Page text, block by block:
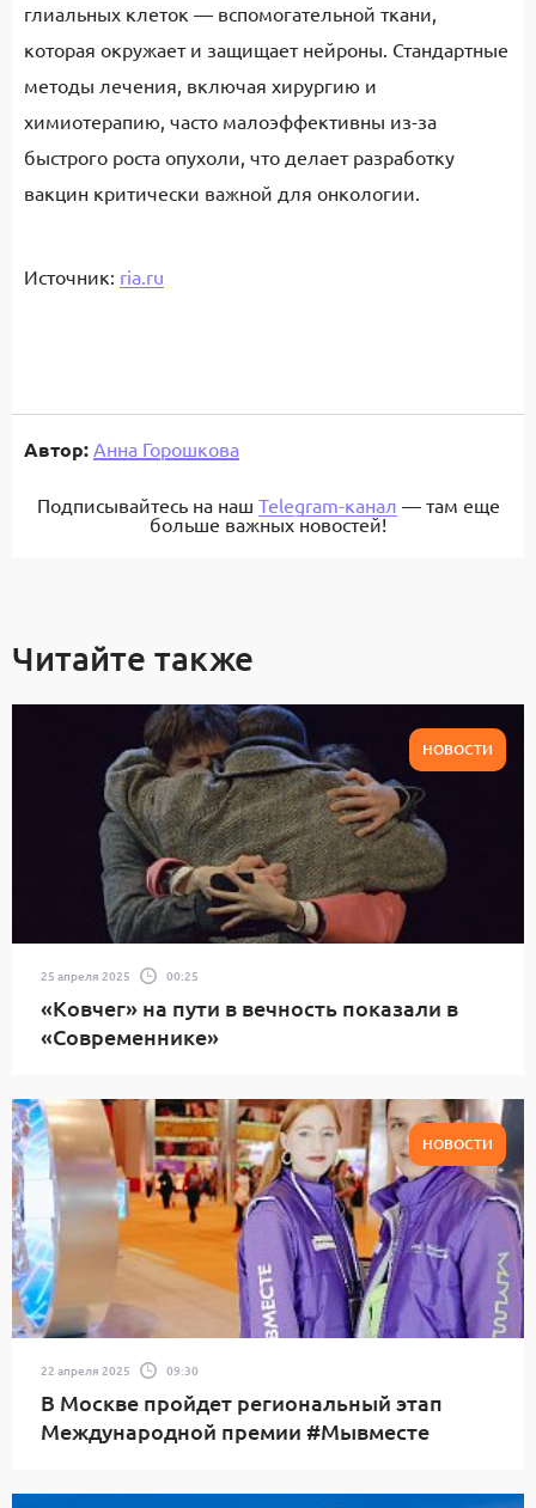
глиальных клеток — вспомогательной ткани,
которая окружает и защищает нейроны. Стандартные
методы лечения, включая хирургию и
химиотерапию, часто малоэффективны из-за
быстрого роста опухоли, что делает разработку
вакцин критически важной для онкологии.
Источник: ria.ru
Автор: Анна Горошкова
Подписывайтесь на наш Telegram-канал — там еще
больше важных новостей!
Читайте также
НОВОСТИ
25 апреля 2025 00:25
«Ковчег» на пути в вечность показали в
«Современнике»
НОВОСТИ
22 апреля 2025 09:30
В Москве пройдет региональный этап
Международной премии #Мывместе